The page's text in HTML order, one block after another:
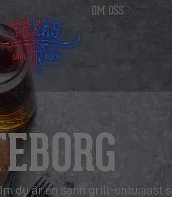
OM OSS
du är en sann grill-entusiast